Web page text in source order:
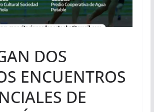
DOS
ENCUENTROS
DE